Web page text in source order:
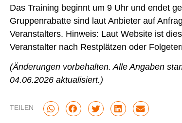
Das Training beginnt um 9 Uhr und endet
Gruppenrabatte sind laut Anbieter auf
Veranstalters. Hinweis: Laut Website ist
Veranstalter nach Restplätzen oder
(Änderungen vorbehalten. Alle Angaben
04.06.2026 aktualisiert.)
TEILEN